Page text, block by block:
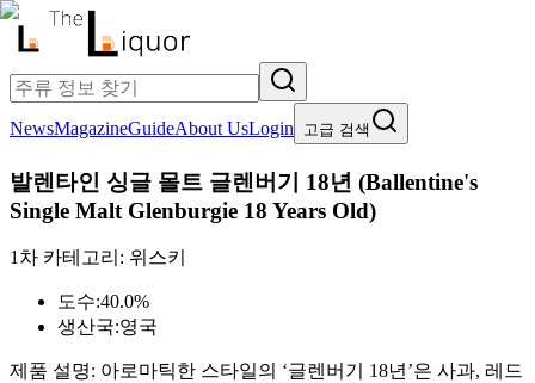
NewsMagazineGuideAbout UsLogin 고급 검색
발렌타인 싱글 몰트 글렌버기 18년 (Ballentine's
Single Malt Glenburgie 18 Years Old)
1차 카테고리: 위스키
도수:40.0%
생산국:영국
제품 설명: 아로마틱한 스타일의 ‘글렌버기 18년’은 사과, 레드